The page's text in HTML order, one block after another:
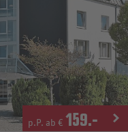
p.P. ab € 159.-